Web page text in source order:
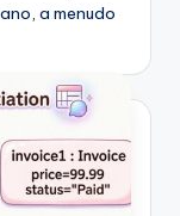
a menudo